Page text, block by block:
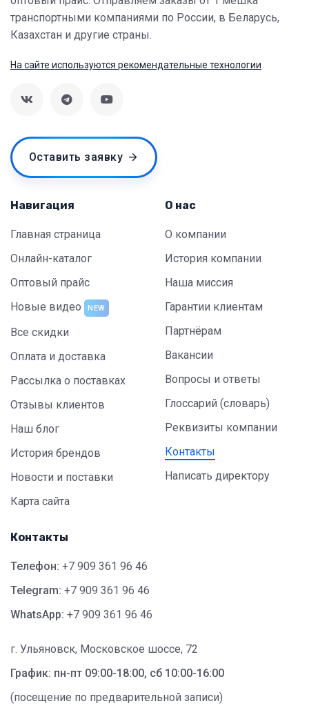
транспортными компаниями по России, в Беларусь,
Казахстан и другие страны.
На сайте используются рекомендательные технологии
Оставить заявку
Навигация
Главная страница
Онлайн-каталог
Оптовый прайс
Новые видео
NEW
Все скидки
Оплата и доставка
Рассылка о поставках
Отзывы клиентов
Наш блог
История брендов
Новости и поставки
Карта сайта
О нас
О компании
История компании
Наша миссия
Гарантии клиентам
Партнёрам
Вакансии
Вопросы и ответы
Глоссарий (словарь)
Реквизиты компании
Контакты
Написать директору
Контакты
Телефон: +7 909 361 96 46
Telegram: +7 909 361 96 46
WhatsApp: +7 909 361 96 46
г. Ульяновск, Московское шоссе, 72
График: пн-пт 09:00-18:00, сб 10:00-16:00
(посещение по предварительной записи)